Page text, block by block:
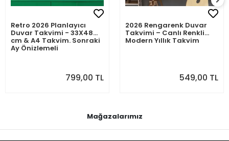
Retro 2026 Planlayıcı
Duvar Takvimi - 33X48
cm & A4 Takvim. Sonraki
Ay Önizlemeli
799,00 TL
2026 Rengarenk Duvar
Takvimi – Canlı Renkli
Modern Yıllık Takvim
549,00 TL
Mağazalarımız